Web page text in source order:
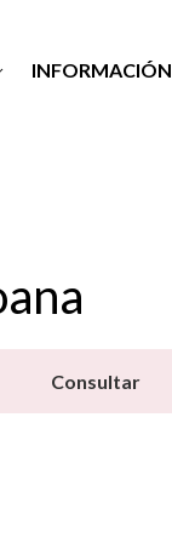
INFORMACIÓN
Consultar